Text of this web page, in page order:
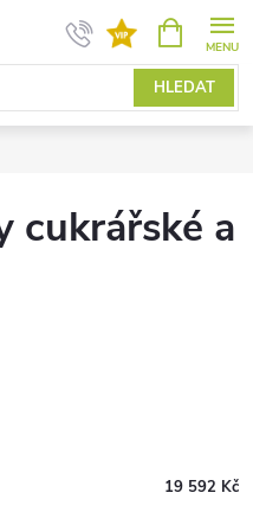
HLEDAT
NÁKUPNÍ
KOŠÍK
cukrářské a
19 592 Kč